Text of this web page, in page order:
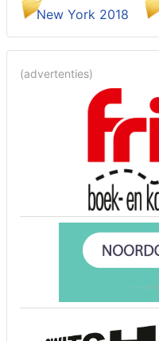
New York 2018
(advertenties)